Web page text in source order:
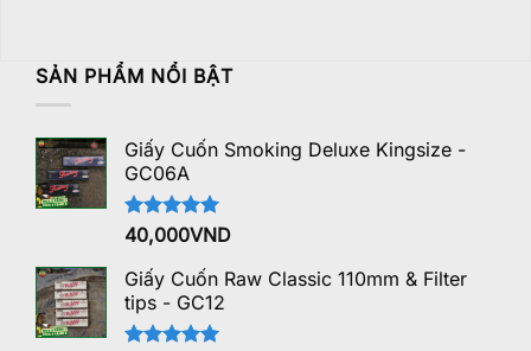
SẢN PHẨM NỔI BẬT
Giấy Cuốn Smoking Deluxe Kingsize -
GC06A
Được xếp
hạng
5 sao
40,000VND
Giấy Cuốn Raw Classic 110mm & Filter
tips - GC12